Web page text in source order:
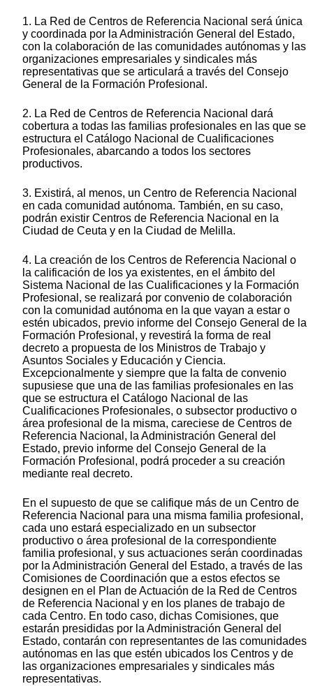
1. La Red de Centros de Referencia Nacional será única
y coordinada por la Administración General del Estado,
con la colaboración de las comunidades autónomas y las
organizaciones empresariales y sindicales más
representativas que se articulará a través del Consejo
General de la Formación Profesional.
2. La Red de Centros de Referencia Nacional dará
cobertura a todas las familias profesionales en las que se
estructura el Catálogo Nacional de Cualificaciones
Profesionales, abarcando a todos los sectores
productivos.
3. Existirá, al menos, un Centro de Referencia Nacional
en cada comunidad autónoma. También, en su caso,
podrán existir Centros de Referencia Nacional en la
Ciudad de Ceuta y en la Ciudad de Melilla.
4. La creación de los Centros de Referencia Nacional o
la calificación de los ya existentes, en el ámbito del
Sistema Nacional de las Cualificaciones y la Formación
Profesional, se realizará por convenio de colaboración
con la comunidad autónoma en la que vayan a estar o
estén ubicados, previo informe del Consejo General de la
Formación Profesional, y revestirá la forma de real
decreto a propuesta de los Ministros de Trabajo y
Asuntos Sociales y Educación y Ciencia.
Excepcionalmente y siempre que la falta de convenio
supusiese que una de las familias profesionales en las
que se estructura el Catálogo Nacional de las
Cualificaciones Profesionales, o subsector productivo o
área profesional de la misma, careciese de Centros de
Referencia Nacional, la Administración General del
Estado, previo informe del Consejo General de la
Formación Profesional, podrá proceder a su creación
mediante real decreto.
En el supuesto de que se califique más de un Centro de
Referencia Nacional para una misma familia profesional,
cada uno estará especializado en un subsector
productivo o área profesional de la correspondiente
familia profesional, y sus actuaciones serán coordinadas
por la Administración General del Estado, a través de las
Comisiones de Coordinación que a estos efectos se
designen en el Plan de Actuación de la Red de Centros
de Referencia Nacional y en los planes de trabajo de
cada Centro. En todo caso, dichas Comisiones, que
estarán presididas por la Administración General del
Estado, contarán con representantes de las comunidades
autónomas en las que estén ubicados los Centros y de
las organizaciones empresariales y sindicales más
representativas.